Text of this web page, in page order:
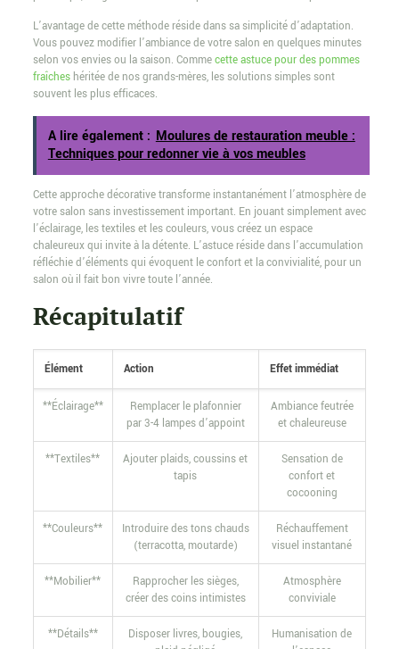
L’avantage de cette méthode réside dans sa simplicité d’adaptation.
Vous pouvez modifier l’ambiance de votre salon en quelques minutes
selon vos envies ou la saison. Commecette astuce pour des pommes
fraîcheshéritée de nos grands-mères, les solutions simples sont
souvent les plus efficaces.
A lire également : Moulures de restauration meuble :
Techniques pour redonner vie à vos meubles
Cette approche décorative transforme instantanément l’atmosphère de
votre salon sans investissement important. En jouant simplement avec
l’éclairage, les textiles et les couleurs, vous créez un espace
chaleureux qui invite à la détente. L’astuce réside dans l’accumulation
réfléchie d’éléments qui évoquent le confort et la convivialité, pour un
salon où il fait bon vivre toute l’année.
Récapitulatif
Élément Action Effet immédiat
**Éclairage**
Remplacer le plafonnier
par 3-4 lampes d’appoint
Ambiance feutrée
et chaleureuse
**Textiles**
Ajouter plaids, coussins et
tapis
Sensation de
confort et
cocooning
**Couleurs**
Introduire des tons chauds
(terracotta, moutarde)
Réchauffement
visuel instantané
**Mobilier**
Rapprocher les sièges,
créer des coins intimistes
Atmosphère
conviviale
**Détails**
Disposer livres, bougies,
Humanisation de